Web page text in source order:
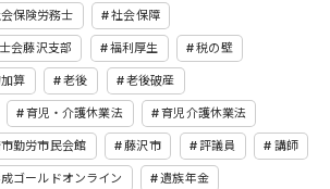
保険労務士 社会保障
会藤沢支部 福利厚生 税の壁
算 老後 老後破産
育児・介護休業法 育児介護休業法
勤労市民会館 藤沢市 評議員 講師
ゴールドオンライン 遺族年金